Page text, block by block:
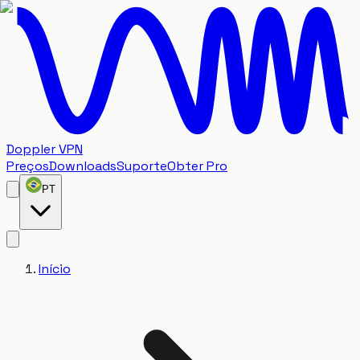
Doppler VPN
PreçosDownloadsSuporteObter Pro
PT
Início